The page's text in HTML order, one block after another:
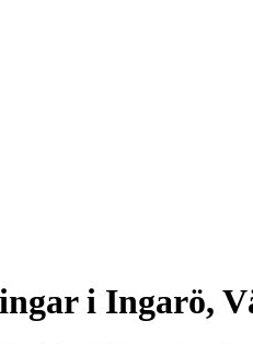
i Ingarö,